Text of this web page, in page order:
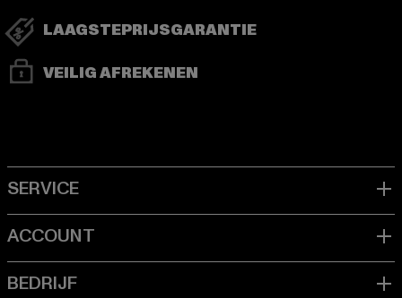
LAAGSTEPRIJSGARANTIE
VEILIG AFREKENEN